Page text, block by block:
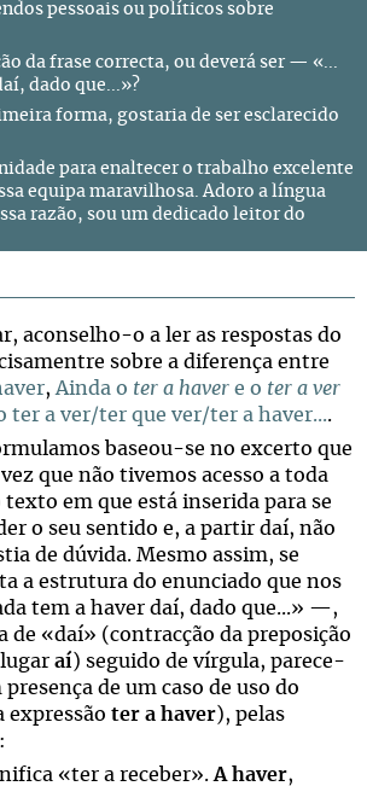
pessoais ou políticos sobre
da frase correcta, ou deverá ser — «...
dado que...»?
forma, gostaria de ser esclarecido
para enaltecer o trabalho excelente
equipa maravilhosa. Adoro a língua
razão, sou um dedicado leitor do
aconselho-o a ler as respostas do
sobre a diferença entre
, Ainda o ter a haver e o ter a ver
ter a ver/ter que ver/ter a haver....
baseou-se no excerto que
que não tivemos acesso a toda
texto em que está inserida para se
o seu sentido e, a partir daí, não
de dúvida. Mesmo assim, se
a estrutura do enunciado que nos
tem a haver daí, dado que...» —,
de «daí» (contracção da preposição
aí) seguido de vírgula, parece-
de um caso de uso do
expressão ter a haver), pelas
«ter a receber». A haver,